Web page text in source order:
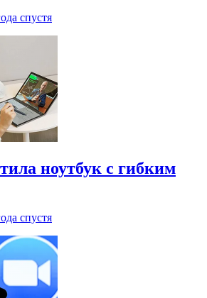
спустя
ноутбук с гибким
спустя